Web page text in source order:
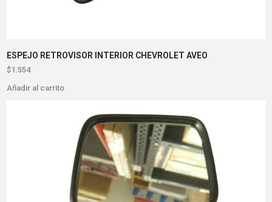
ESPEJO RETROVISOR INTERIOR CHEVROLET AVEO
$1.554
Añadir al carrito